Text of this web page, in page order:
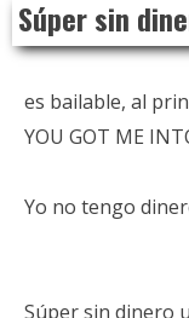
content
Súper sin
es bailable, al
YOU GOT ME
Yo no tengo
Súper sin dinero